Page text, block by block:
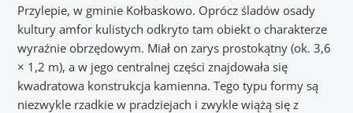
Przylepie, w gminie Kołbaskowo. Oprócz śladów osady
kultury amfor kulistych odkryto tam obiekt o charakterze
wyraźnie obrzędowym. Miał on zarys prostokątny (ok. 3,6
× 1,2 m), a w jego centralnej części znajdowała się
kwadratowa konstrukcja kamienna. Tego typu formy są
niezwykle rzadkie w pradziejach i zwykle wiążą się z